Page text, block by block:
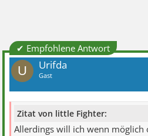
✔ Empfohlene Antwort
U Urifda
Gast
Zitat von little Fighter:
Allerdings will ich wenn möglich